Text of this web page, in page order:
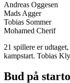
Andreas Oggesen
Mads Agger
Tobias Sommer
Mohamed Cherif
21 spillere er
kampstart. Tobias
Bud på